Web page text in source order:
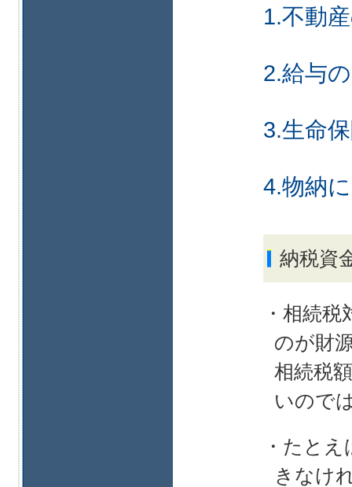
1.不動
2.給与
3.生命
4.物納
納税資
・相続
のが財
相続税
いので
・たと
きなけ